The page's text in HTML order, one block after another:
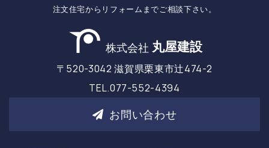
注文住宅からリフォームまでご相談下さい。
株式会社 丸屋建設
〒520-3042 滋賀県栗東市辻474-2
TEL.077-552-4394
お問い合わせ